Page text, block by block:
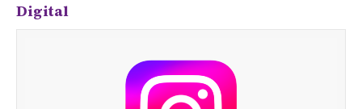
Digital